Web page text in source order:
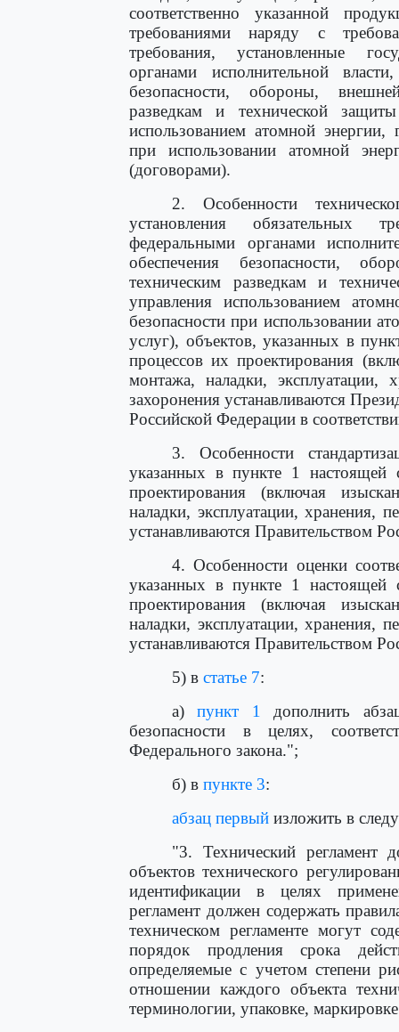
соответственно указанной
требованиями наряду с
требования, установленные
органами исполнительной
безопасности, обороны,
разведкам и технической
использованием атомной энергии,
при использовании атомной
(договорами).
2. Особенности
установления обязательных
федеральными органами
обеспечения безопасности,
техническим разведкам и
управления использованием
безопасности при использовании
услуг), объектов, указанных в
процессов их проектирования
монтажа, наладки, эксплуатации,
захоронения устанавливаются
Российской Федерации в
3. Особенности
указанных в пункте 1 настоящей
проектирования (включая
наладки, эксплуатации, хранения,
устанавливаются Правительством
4. Особенности оценки
указанных в пункте 1 настоящей
проектирования (включая
наладки, эксплуатации, хранения,
устанавливаются Правительством
5) в статье 7:
а)пункт 1
дополнить
безопасности в целях,
Федерального закона.";
б) в пункте 3:
абзац первый изложить в
"3. Технический регламент
объектов технического
идентификации в целях
регламент должен содержать
техническом регламенте могут
порядок продления срока
определяемые с учетом степени
отношении каждого объекта
терминологии, упаковке,